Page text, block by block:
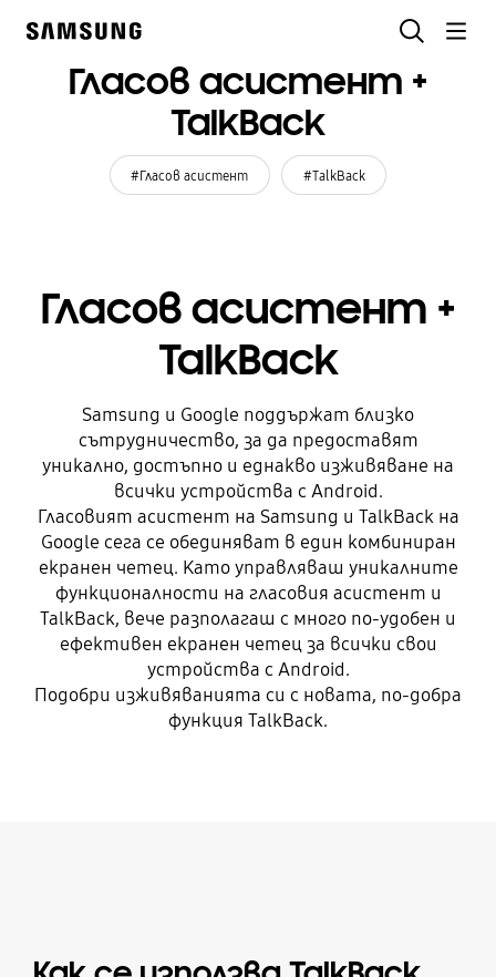
Гласов асистент +
TalkBack
#Гласов асистент #TalkBack
Гласов асистент +
TalkBack
Samsung и Google поддържат близко
сътрудничество, за да предоставят
уникално, достъпно и еднакво изживяване на
всички устройства с Android.
Гласовият асистент на Samsung и TalkBack на
Google сега се обединяват в един комбиниран
екранен четец. Като управляваш уникалните
функционалности на гласовия асистент и
TalkBack, вече разполагаш с много по-удобен и
ефективен екранен четец за всички свои
устройства с Android.
Подобри изживяванията си с новата, по-добра
функция TalkBack.